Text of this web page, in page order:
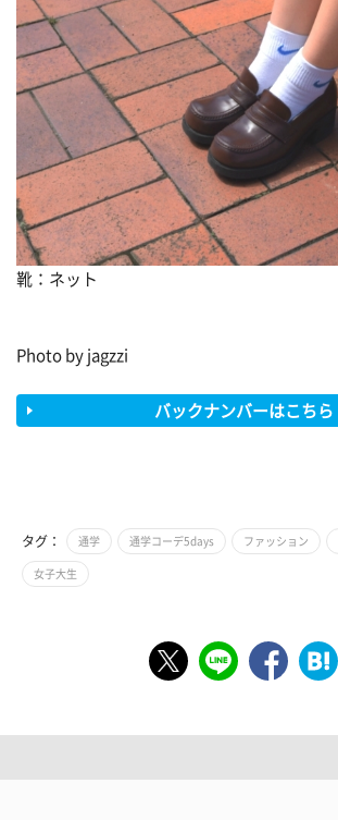
靴：ネット
Photo by jagzzi
バックナンバーはこちら
タグ： 通学 通学コーデ5days ファッション
女子大生